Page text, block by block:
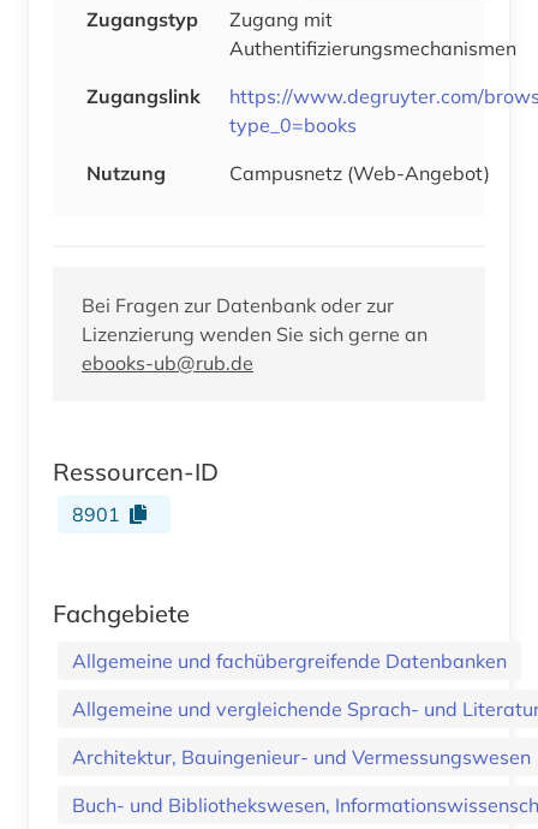
Zugangstyp
Zugang mit
Authentifizierungsmechanismen
Zugangslink
https://www.degruyter.com/
type_0=books
Nutzung
Campusnetz (Web-Angebot)
Bei Fragen zur Datenbank oder zur
Lizenzierung wenden Sie sich gerne an
ebooks-ub@rub.de
Ressourcen-ID
8901
Fachgebiete
Allgemeine und fachübergreifende Datenbanken
Allgemeine und vergleichende Sprach- und
Architektur, Bauingenieur- und Vermessungswesen
Buch- und Bibliothekswesen,